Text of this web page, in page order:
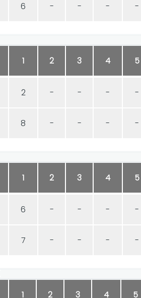
6 - - - -
1 2 3 4 5
2 - - - -
8 - - - -
1 2 3 4 5
6 - - - -
7 - - - -
1 2 3 4 5